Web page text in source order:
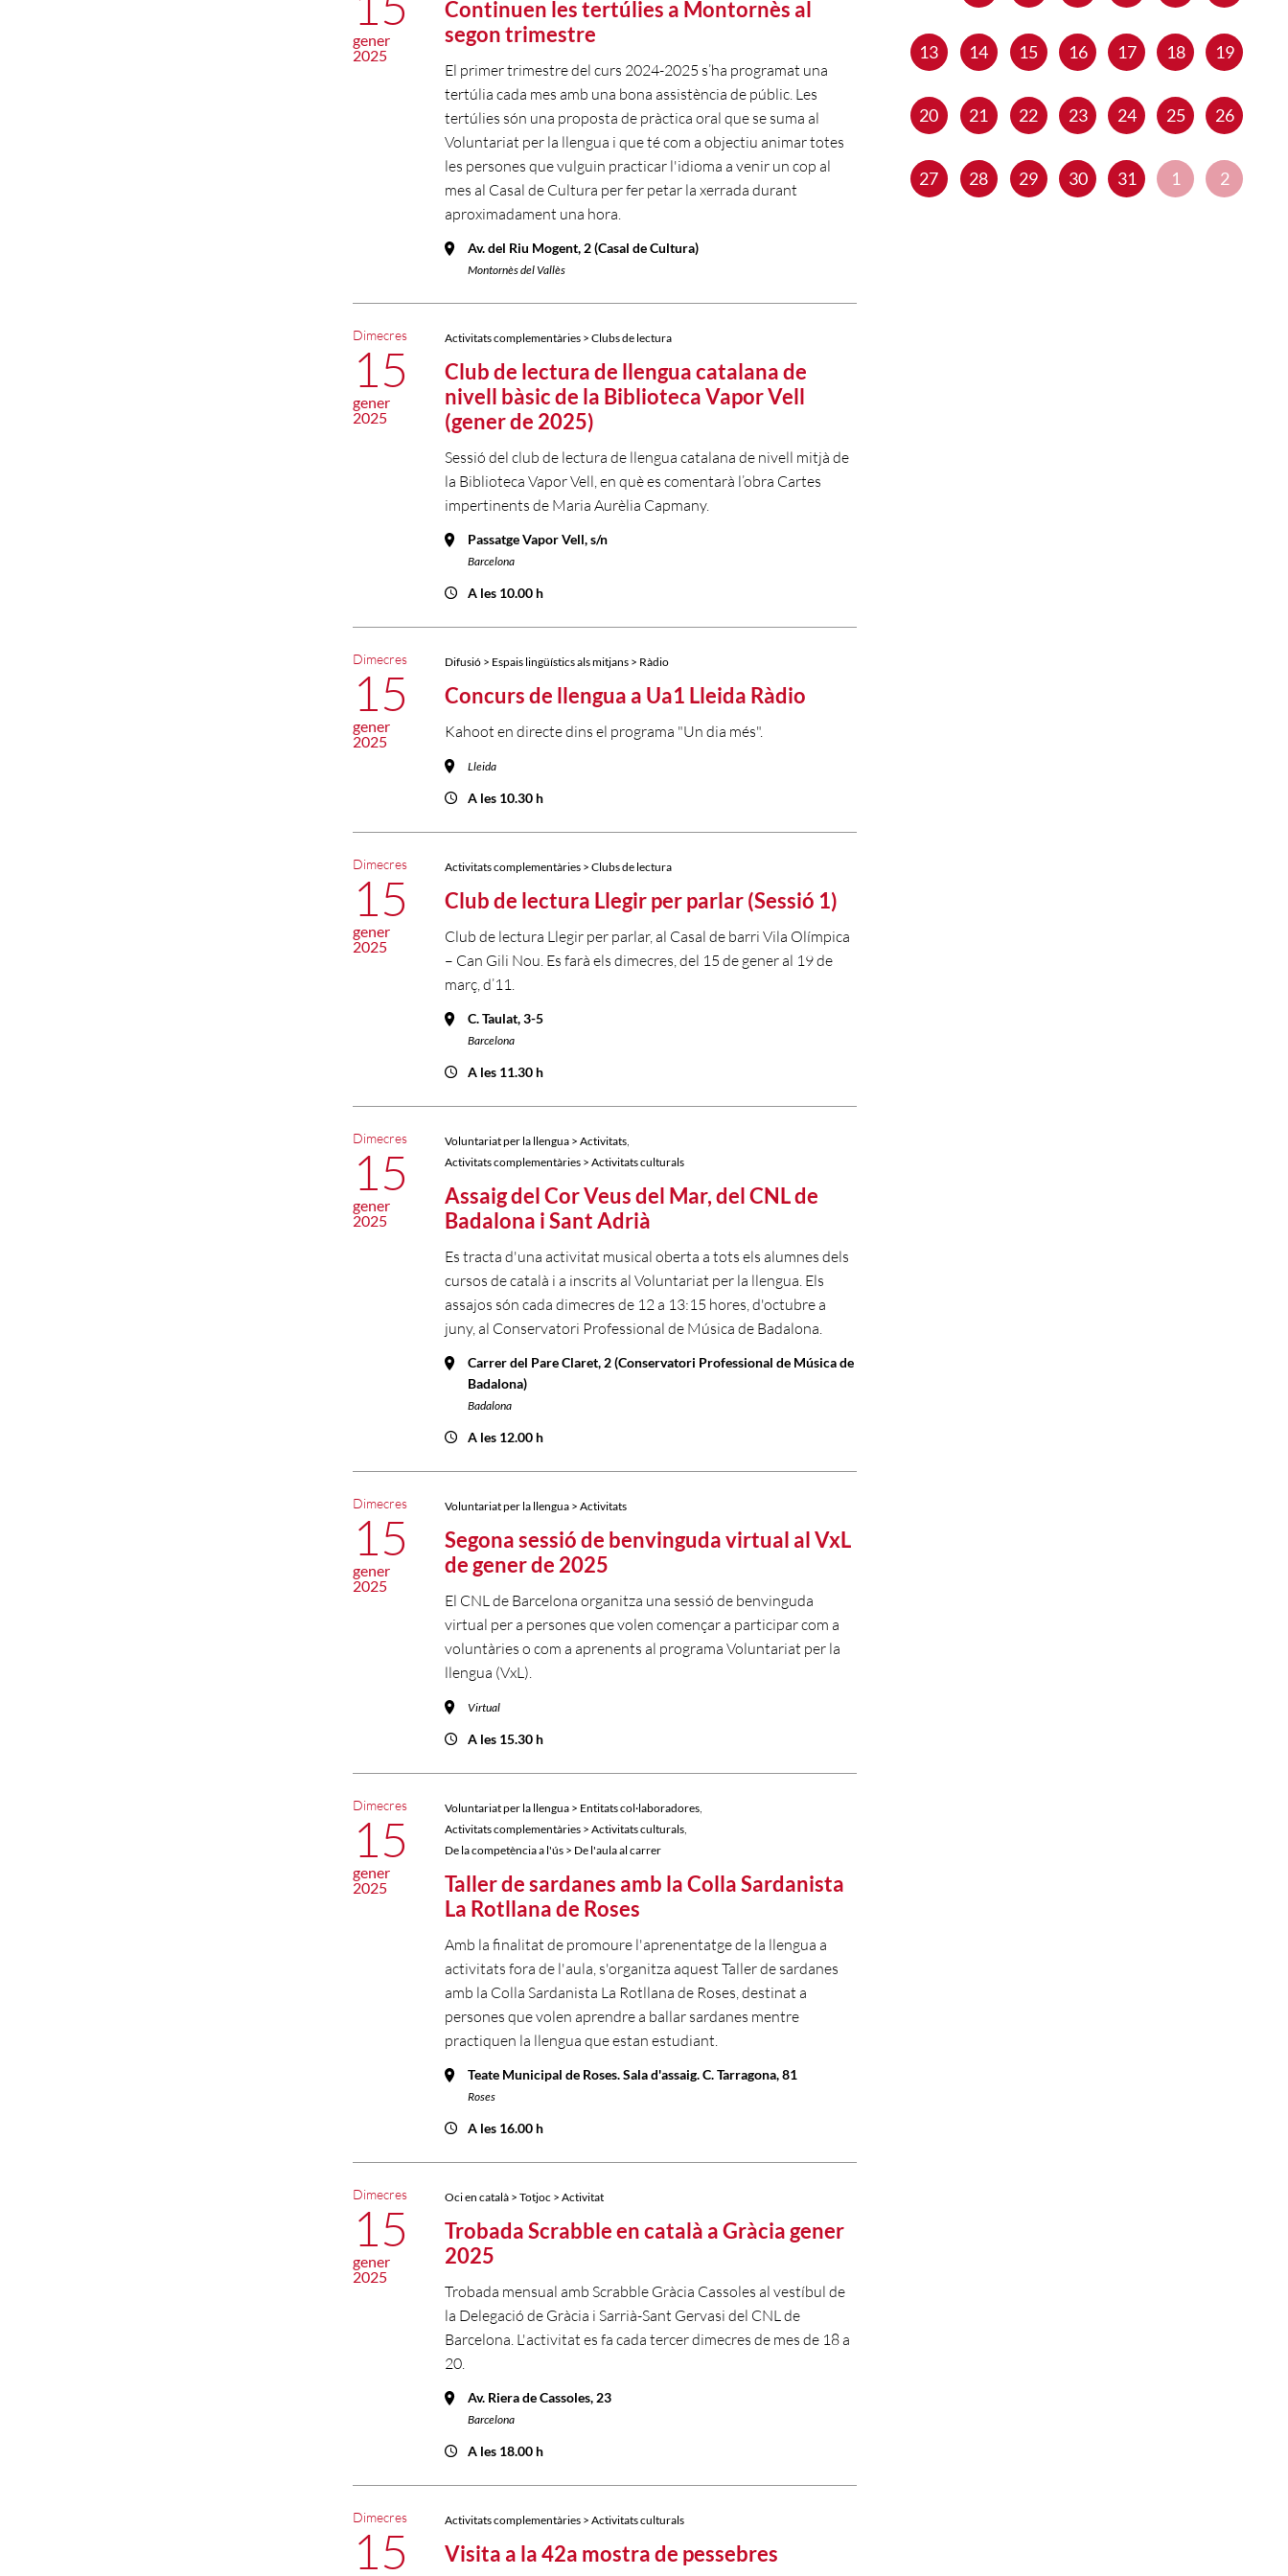
Continuen les tertúlies a Montornès al
segon trimestre
El primer trimestre del curs 2024-2025 s’ha programat una
tertúlia cada mes amb una bona assistència de públic. Les
tertúlies són una proposta de pràctica oral que se suma al
Voluntariat per la llengua i que té com a objectiu animar totes
les persones que vulguin practicar l'idioma a venir un cop al
mes al Casal de Cultura per fer petar la xerrada durant
aproximadament una hora.
Av. del Riu Mogent, 2 (Casal de Cultura)
Montornès del Vallès
gener
2025
Activitats complementàries > Clubs de lectura
Club de lectura de llengua catalana de
nivell bàsic de la Biblioteca Vapor Vell
(gener de 2025)
Sessió del club de lectura de llengua catalana de nivell mitjà de
la Biblioteca Vapor Vell, en què es comentarà l’obra Cartes
impertinents de Maria Aurèlia Capmany.
Passatge Vapor Vell, s/n
Barcelona
A les 10.00 h
Dimecres
15
gener
2025
Difusió > Espais lingüístics als mitjans > Ràdio
Concurs de llengua a Ua1 Lleida Ràdio
Kahoot en directe dins el programa "Un dia més".
Lleida
A les 10.30 h
Dimecres
15
gener
2025
Activitats complementàries > Clubs de lectura
Club de lectura Llegir per parlar (Sessió 1)
Club de lectura Llegir per parlar, al Casal de barri Vila Olímpica
– Can Gili Nou. Es farà els dimecres, del 15 de gener al 19 de
març, d’11.
C. Taulat, 3-5
Barcelona
A les 11.30 h
Dimecres
15
gener
2025
Voluntariat per la llengua > Activitats,
Activitats complementàries > Activitats culturals
Assaig del Cor Veus del Mar, del CNL de
Badalona i Sant Adrià
Es tracta d'una activitat musical oberta a tots els alumnes dels
cursos de català i a inscrits al Voluntariat per la llengua. Els
assajos són cada dimecres de 12 a 13:15 hores, d'octubre a
juny, al Conservatori Professional de Música de Badalona.
Carrer del Pare Claret, 2 (Conservatori Professional de Música de
Badalona)
Badalona
A les 12.00 h
Dimecres
15
gener
2025
Voluntariat per la llengua > Activitats
Segona sessió de benvinguda virtual al VxL
de gener de 2025
El CNL de Barcelona organitza una sessió de benvinguda
virtual per a persones que volen començar a participar com a
voluntàries o com a aprenents al programa Voluntariat per la
llengua (VxL).
Virtual
A les 15.30 h
Dimecres
15
gener
2025
Voluntariat per la llengua > Entitats col·laboradores,
Activitats complementàries > Activitats culturals,
De la competència a l'ús > De l'aula al carrer
Taller de sardanes amb la Colla Sardanista
La Rotllana de Roses
Amb la finalitat de promoure l'aprenentatge de la llengua a
activitats fora de l'aula, s'organitza aquest Taller de sardanes
amb la Colla Sardanista La Rotllana de Roses, destinat a
persones que volen aprendre a ballar sardanes mentre
practiquen la llengua que estan estudiant.
Teate Municipal de Roses. Sala d'assaig. C. Tarragona, 81
Roses
A les 16.00 h
Dimecres
15
gener
2025
Oci en català > Totjoc > Activitat
Trobada Scrabble en català a Gràcia gener
2025
Trobada mensual amb Scrabble Gràcia Cassoles al vestíbul de
la Delegació de Gràcia i Sarrià-Sant Gervasi del CNL de
Barcelona. L'activitat es fa cada tercer dimecres de mes de 18 a
20.
Av. Riera de Cassoles, 23
Barcelona
A les 18.00 h
Dimecres
15
gener
2025
Activitats complementàries > Activitats culturals
Visita a la 42a mostra de pessebres
Dimecres
15
13 14 15 16 17 18 19
20 21 22 23 24 25 26
27 28 29 30 31 1 2